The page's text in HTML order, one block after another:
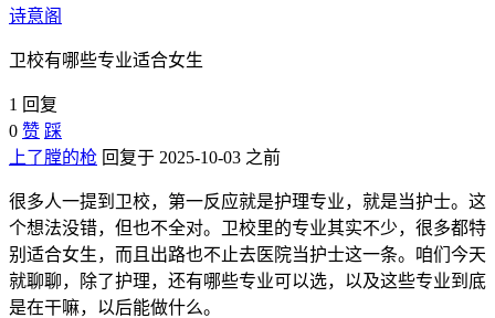
诗意阁
卫校有哪些专业适合女生
1 回复
0 赞 踩
上了膛的枪 回复于 2025-10-03 之前
很多人一提到卫校，第一反应就是护理专业，就是当护士。这
个想法没错，但也不全对。卫校里的专业其实不少，很多都特
别适合女生，而且出路也不止去医院当护士这一条。咱们今天
就聊聊，除了护理，还有哪些专业可以选，以及这些专业到底
是在干嘛，以后能做什么。